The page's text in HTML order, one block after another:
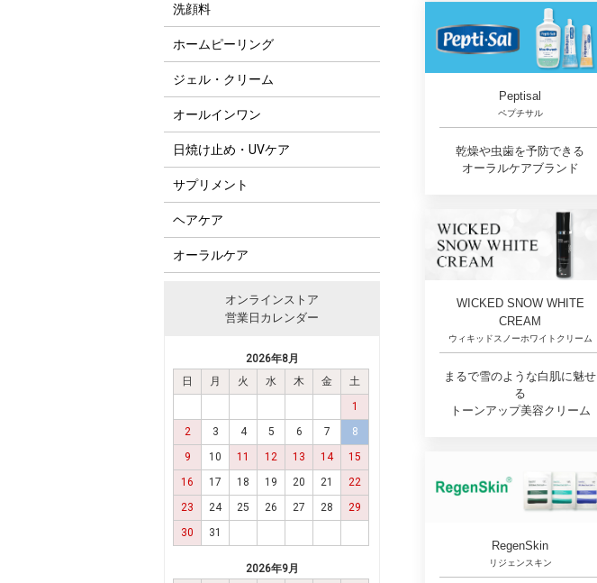
洗顔料
ホームピーリング
ジェル・クリーム
オールインワン
日焼け止め・UVケア
サプリメント
ヘアケア
オーラルケア
オンラインストア
営業日カレンダー
2026年8月
日
月 火 水 木 金
土
1
2
3 4 5 6 7
8
9
10 11 12 13 14
15
16
17 18 19 20 21
22
23
24 25 26 27 28
29
30
31
2026年9月
Peptisal
ペプチサル
乾燥や虫歯を予防できる
オーラルケアブランド
WICKED SNOW WHITE
CREAM
ウィキッドスノーホワイトクリーム
まるで雪のような白肌に魅せ
る
トーンアップ美容クリーム
RegenSkin
リジェンスキン